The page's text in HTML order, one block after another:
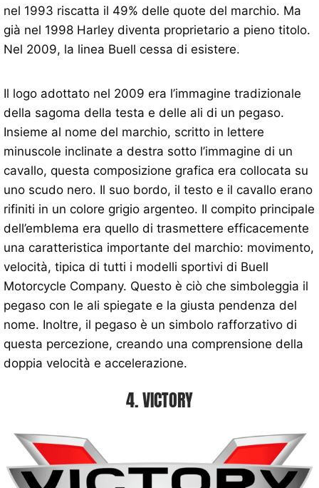
nel 1993 riscatta il 49% delle quote del marchio. Ma
già nel 1998 Harley diventa proprietario a pieno titolo.
Nel 2009, la linea Buell cessa di esistere.
Il logo adottato nel 2009 era l’immagine tradizionale
della sagoma della testa e delle ali di un pegaso.
Insieme al nome del marchio, scritto in lettere
minuscole inclinate a destra sotto l’immagine di un
cavallo, questa composizione grafica era collocata su
uno scudo nero. Il suo bordo, il testo e il cavallo erano
rifiniti in un colore grigio argenteo. Il compito principale
dell’emblema era quello di trasmettere efficacemente
una caratteristica importante del marchio: movimento,
velocità, tipica di tutti i modelli sportivi di Buell
Motorcycle Company. Questo è ciò che simboleggia il
pegaso con le ali spiegate e la giusta pendenza del
nome. Inoltre, il pegaso è un simbolo rafforzativo di
questa percezione, creando una comprensione della
doppia velocità e accelerazione.
4. VICTORY